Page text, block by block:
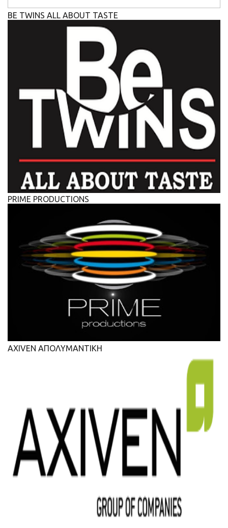
BE TWINS ALL ABOUT TASTE
PRIME PRODUCTIONS
AXIVEN ΑΠΟΛΥΜΑΝΤΙΚΗ